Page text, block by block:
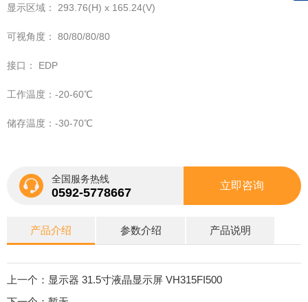
显示区域： 293.76(H) x 165.24(V)
可视角度： 80/80/80/80
接口： EDP
工作温度：-20-60℃
储存温度：-30-70℃
全国服务热线
0592-5778667
立即咨询
产品介绍 参数介绍 产品说明
上一个：显示器 31.5寸液晶显示屏 VH315FI500